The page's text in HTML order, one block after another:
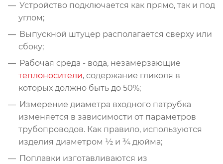
Устройство подключается как прямо, так и под
углом;
Выпускной штуцер располагается сверху или
сбоку;
Рабочая среда - вода, незамерзающие
теплоносители, содержание гликоля в
которых должно быть до 50%;
Измерение диаметра входного патрубка
изменяется в зависимости от параметров
трубопроводов. Как правило, используются
изделия диаметром ½ и ¾ дюйма;
Поплавки изготавливаются из